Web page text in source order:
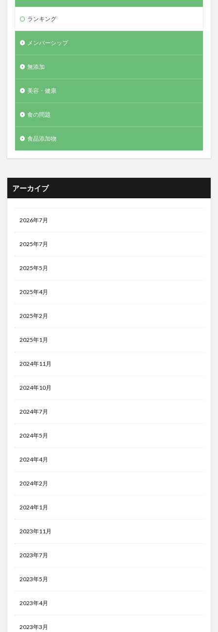
ランキング
メンバーシップ
無添加
美容・健康
食の問題
食品添加物
アーカイブ
2026年7月
2025年7月
2025年5月
2025年4月
2025年2月
2025年1月
2024年11月
2024年10月
2024年7月
2024年5月
2024年4月
2024年2月
2024年1月
2023年11月
2023年7月
2023年5月
2023年4月
2023年3月